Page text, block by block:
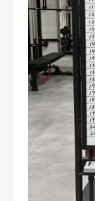
店舗情報
お問い合わせ・
会則等